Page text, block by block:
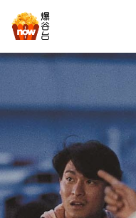
全部類型
喜劇
愛情
驚慄
科幻